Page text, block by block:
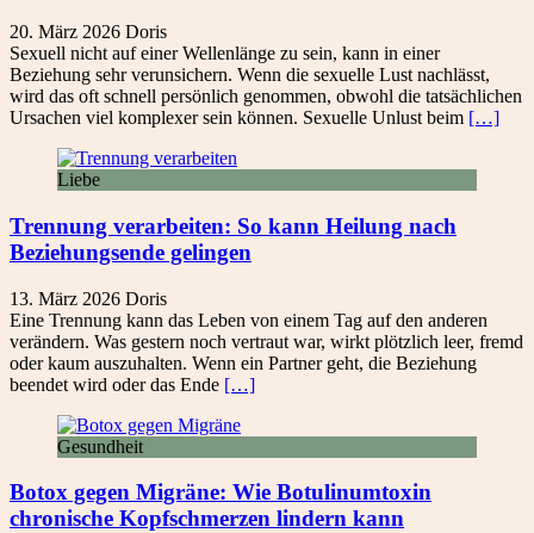
20. März 2026 Doris
Sexuell nicht auf einer Wellenlänge zu sein, kann in einer
Beziehung sehr verunsichern. Wenn die sexuelle Lust nachlässt,
wird das oft schnell persönlich genommen, obwohl die tatsächlichen
Ursachen viel komplexer sein können. Sexuelle Unlust beim […]
Liebe
Trennung verarbeiten: So kann Heilung nach
Beziehungsende gelingen
13. März 2026 Doris
Eine Trennung kann das Leben von einem Tag auf den anderen
verändern. Was gestern noch vertraut war, wirkt plötzlich leer, fremd
oder kaum auszuhalten. Wenn ein Partner geht, die Beziehung
beendet wird oder das Ende […]
Gesundheit
Botox gegen Migräne: Wie Botulinumtoxin
chronische Kopfschmerzen lindern kann